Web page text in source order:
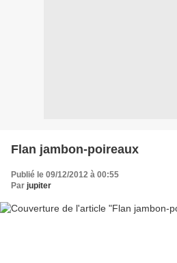
Flan jambon-poireaux
Publié le 09/12/2012 à 00:55
Par jupiter